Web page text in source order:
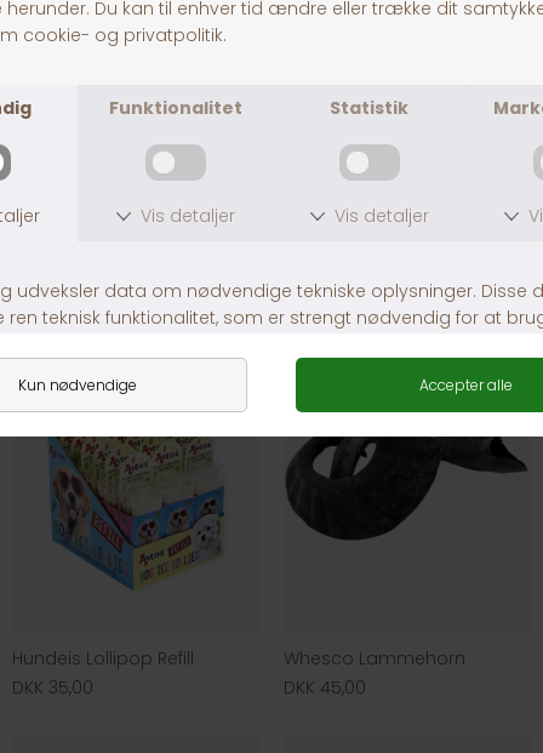
Hundeis Lollipop Refill
DKK 35,00
Whesco Lammehorn
DKK 45,00